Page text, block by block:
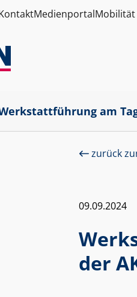
Medienportal
am
zurück
09.09.2024
der